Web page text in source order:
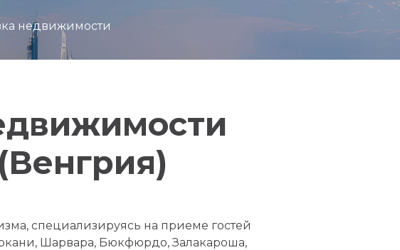
недвижимости
специализируясь на приеме гостей
Шарвара, Бюкфюрдо, Залакароша,